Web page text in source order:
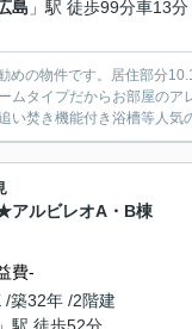
島 」駅 徒歩99分車13分
の物件です。居住部分
ムタイプだからお部屋の
焚き機能付き浴槽等人気
ルビレオA・B棟
費-
/築32年 /2階建